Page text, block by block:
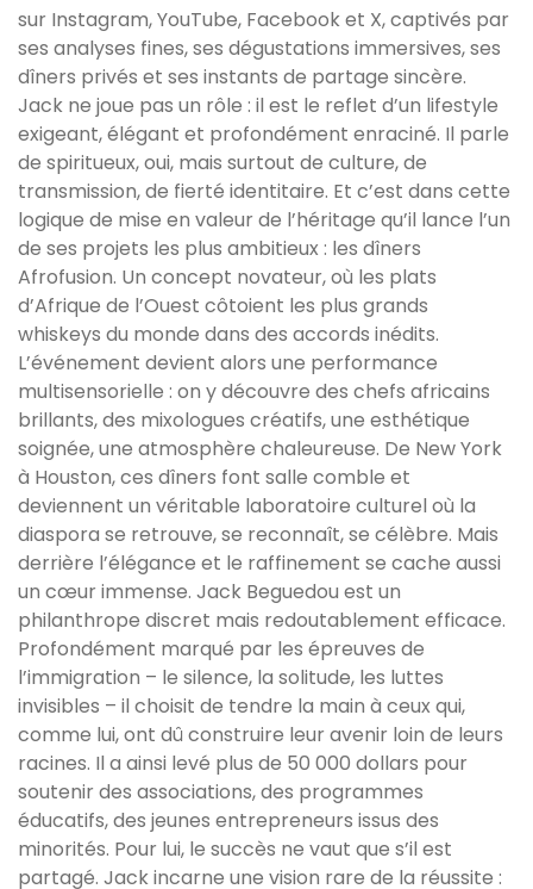
sur Instagram, YouTube, Facebook et X, captivés par
ses analyses fines, ses dégustations immersives, ses
dîners privés et ses instants de partage sincère.
Jack ne joue pas un rôle : il est le reflet d’un lifestyle
exigeant, élégant et profondément enraciné. Il parle
de spiritueux, oui, mais surtout de culture, de
transmission, de fierté identitaire. Et c’est dans cette
logique de mise en valeur de l’héritage qu’il lance l’un
de ses projets les plus ambitieux : les dîners
Afrofusion. Un concept novateur, où les plats
d’Afrique de l’Ouest côtoient les plus grands
whiskeys du monde dans des accords inédits.
L’événement devient alors une performance
multisensorielle : on y découvre des chefs africains
brillants, des mixologues créatifs, une esthétique
soignée, une atmosphère chaleureuse. De New York
à Houston, ces dîners font salle comble et
deviennent un véritable laboratoire culturel où la
diaspora se retrouve, se reconnaît, se célèbre. Mais
derrière l’élégance et le raffinement se cache aussi
un cœur immense. Jack Beguedou est un
philanthrope discret mais redoutablement efficace.
Profondément marqué par les épreuves de
l’immigration – le silence, la solitude, les luttes
invisibles – il choisit de tendre la main à ceux qui,
comme lui, ont dû construire leur avenir loin de leurs
racines. Il a ainsi levé plus de 50 000 dollars pour
soutenir des associations, des programmes
éducatifs, des jeunes entrepreneurs issus des
minorités. Pour lui, le succès ne vaut que s’il est
partagé. Jack incarne une vision rare de la réussite :